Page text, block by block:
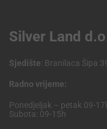
Silver Land
Sjedište: Branilaca Šipa
Radno vrijeme:
Ponedjeljak – petak 09-
Subota: 09-15h